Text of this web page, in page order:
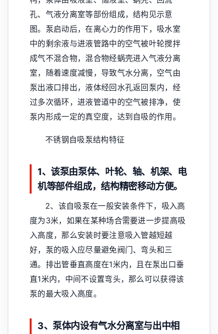
孔、气液分离室等部份组成，结构见示意
图。泵启动后，在离心力的作用下，吸水室
中的剩余液与进液管路中的空气被叶轮搅拌
成气不混合物，混合物经蜗壳进入气液分离
室，随着速度减慢，导致气水分离，空气由
泵出液口排出，液体经回水孔返回泵内，经
过多次循环，进液管道中的空气被排净，使
泵内形成一定的真空度，达到自吸的作用。
不锈钢自吸泵结构特征
1、该泵由泵体、叶轮、轴、机架、电
机等部件组成，结构精密移动方便。
2、该自吸泵在一般安装条件下，吸入高
度为3米，如果在某种场合需要进一步提高吸
入高度，那么安装时要注意吸入管越短越
好，泵的吸入应尽量避免阀门、弯头和三
通。排出管垂直高度在1米内，且在泵出口垂
直1米内，中间不设置弯头，那么可以获得该
泵的最大吸入高度。
3、泵体内设有气水分离室与出中相